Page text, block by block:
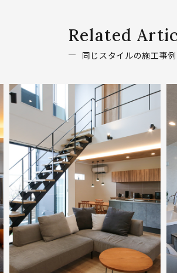
Related
同じスタイルの施工事例